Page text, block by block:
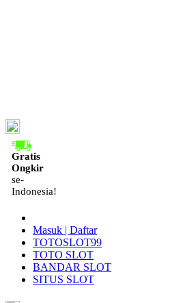
Gratis
Ongkir
se-
Indonesia!
Masuk | Daftar
TOTOSLOT99
TOTO SLOT
BANDAR SLOT
SITUS SLOT